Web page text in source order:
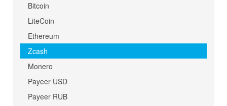
Bitcoin
LiteCoin
Ethereum
Zcash
Monero
Payeer USD
Payeer RUB